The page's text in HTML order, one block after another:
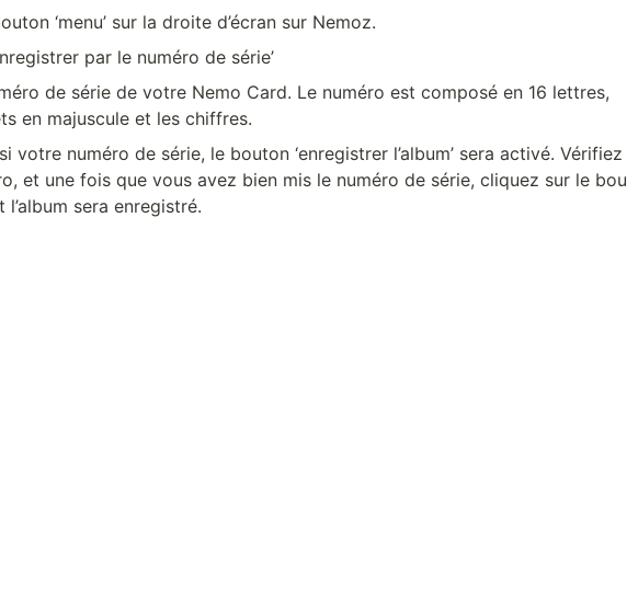
‘menu’ sur la droite d’écran sur Nemoz.
par le numéro de série’
de série de votre Nemo Card. Le numéro est composé en 16 lettres,
en majuscule et les chiffres.
votre numéro de série, le bouton ‘enregistrer l’album’ sera activé. Vérifiez
et une fois que vous avez bien mis le numéro de série, cliquez sur le bou
l’album sera enregistré.